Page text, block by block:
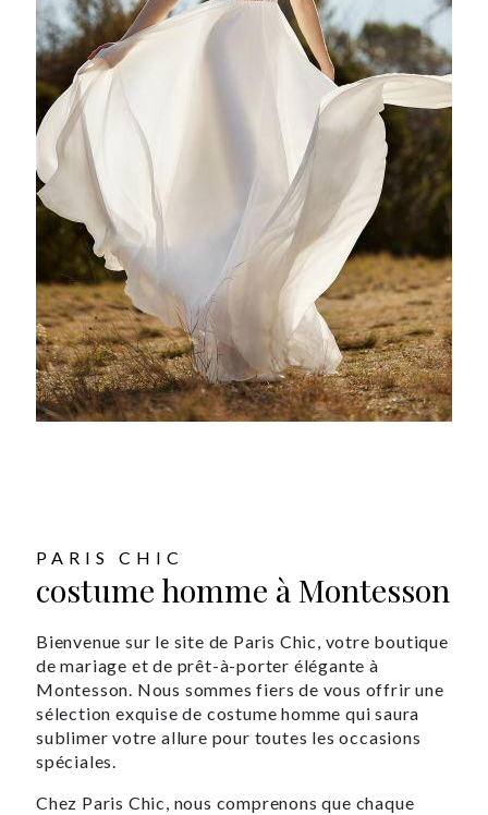
PARIS CHIC
costume homme à Montesson
Bienvenue sur le site de Paris Chic, votre boutique
de mariage et de prêt-à-porter élégante à
Montesson. Nous sommes fiers de vous offrir une
sélection exquise de costume homme qui saura
sublimer votre allure pour toutes les occasions
spéciales.
Chez Paris Chic, nous comprenons que chaque